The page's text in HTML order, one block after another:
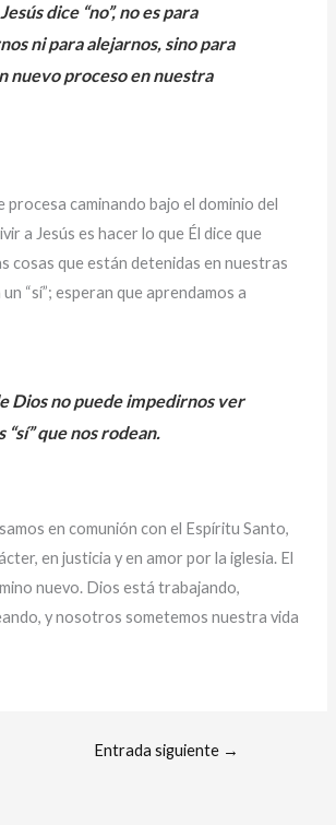
dice “no”, no es para
ni para alejarnos, sino para
nuevo proceso en nuestra
procesa caminando bajo el dominio del
a Jesús es hacer lo que Él dice que
cosas que están detenidas en nuestras
“sí”; esperan que aprendamos a
Dios no puede impedirnos ver
“sí” que nos rodean.
en comunión con el Espíritu Santo,
en justicia y en amor por la iglesia. El
nuevo. Dios está trabajando,
y nosotros sometemos nuestra vida
Entrada siguiente →